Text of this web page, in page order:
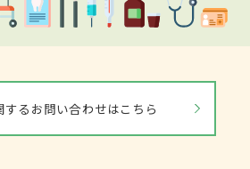
するお問い合わせはこちら